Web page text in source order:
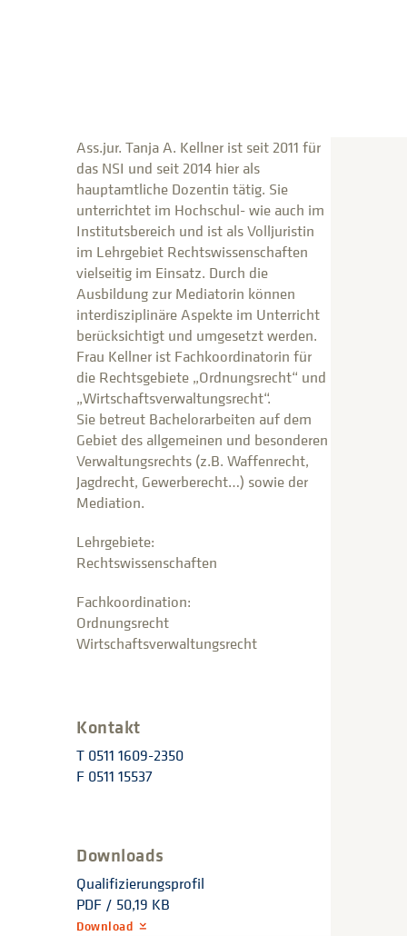
Ass.jur. Tanja A. Kellner ist seit 2011 für
das NSI und seit 2014 hier als
hauptamtliche Dozentin tätig. Sie
unterrichtet im Hochschul- wie auch im
Institutsbereich und ist als Volljuristin
im Lehrgebiet Rechtswissenschaften
vielseitig im Einsatz. Durch die
Ausbildung zur Mediatorin können
interdisziplinäre Aspekte im Unterricht
berücksichtigt und umgesetzt werden.
Frau Kellner ist Fachkoordinatorin für
die Rechtsgebiete „Ordnungsrecht“ und
„Wirtschaftsverwaltungsrecht“.
Sie betreut Bachelorarbeiten auf dem
Gebiet des allgemeinen und besonderen
Verwaltungsrechts (z.B. Waffenrecht,
Jagdrecht, Gewerberecht…) sowie der
Mediation.
Lehrgebiete:
Rechtswissenschaften
Fachkoordination:
Ordnungsrecht
Wirtschaftsverwaltungsrecht
Kontakt
T 0511 1609-2350
F 0511 15537
Downloads
Qualifizierungsprofil
PDF / 50,19 KB
Download